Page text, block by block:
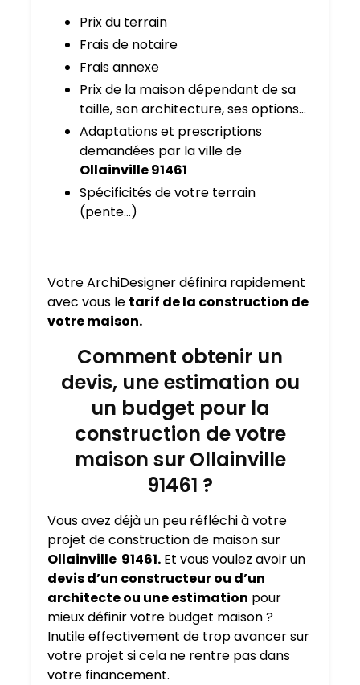
Prix du terrain
Frais de notaire
Frais annexe
Prix de la maison dépendant de sa
taille, son architecture, ses options…
Adaptations et prescriptions
demandées par la ville de
Ollainville 91461
Spécificités de votre terrain
(pente…)
Votre ArchiDesigner définira rapidement
avec vous le tarif de la construction de
votre maison.
Comment obtenir un
devis, une estimation ou
un budget pour la
construction de votre
maison sur Ollainville
91461 ?
Vous avez déjà un peu réfléchi à votre
projet de construction de maison sur
Ollainville 91461. Et vous voulez avoir un
devis d’un constructeur ou d’un
architecte ou une estimation pour
mieux définir votre budget maison ?
Inutile effectivement de trop avancer sur
votre projet si cela ne rentre pas dans
votre financement.